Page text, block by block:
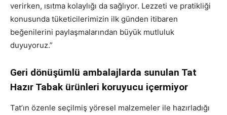
verirken, ısıtma kolaylığı da sağlıyor. Lezzeti ve pratikliği
konusunda tüketicilerimizin ilk günden itibaren
beğenilerini paylaşmalarından büyük mutluluk
duyuyoruz.”
Geri dönüşümlü ambalajlarda sunulan Tat
Hazır Tabak ürünleri koruyucu içermiyor
Tat’ın özenle seçilmiş yöresel malzemeler ile hazırladığı